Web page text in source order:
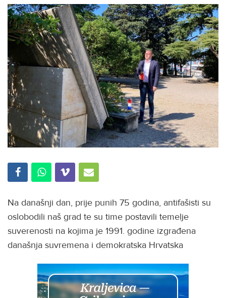
Na današnji dan, prije punih 75 godina, antifašisti su
oslobodili naš grad te su time postavili temelje
suverenosti na kojima je 1991. godine izgrađena
današnja suvremena i demokratska Hrvatska